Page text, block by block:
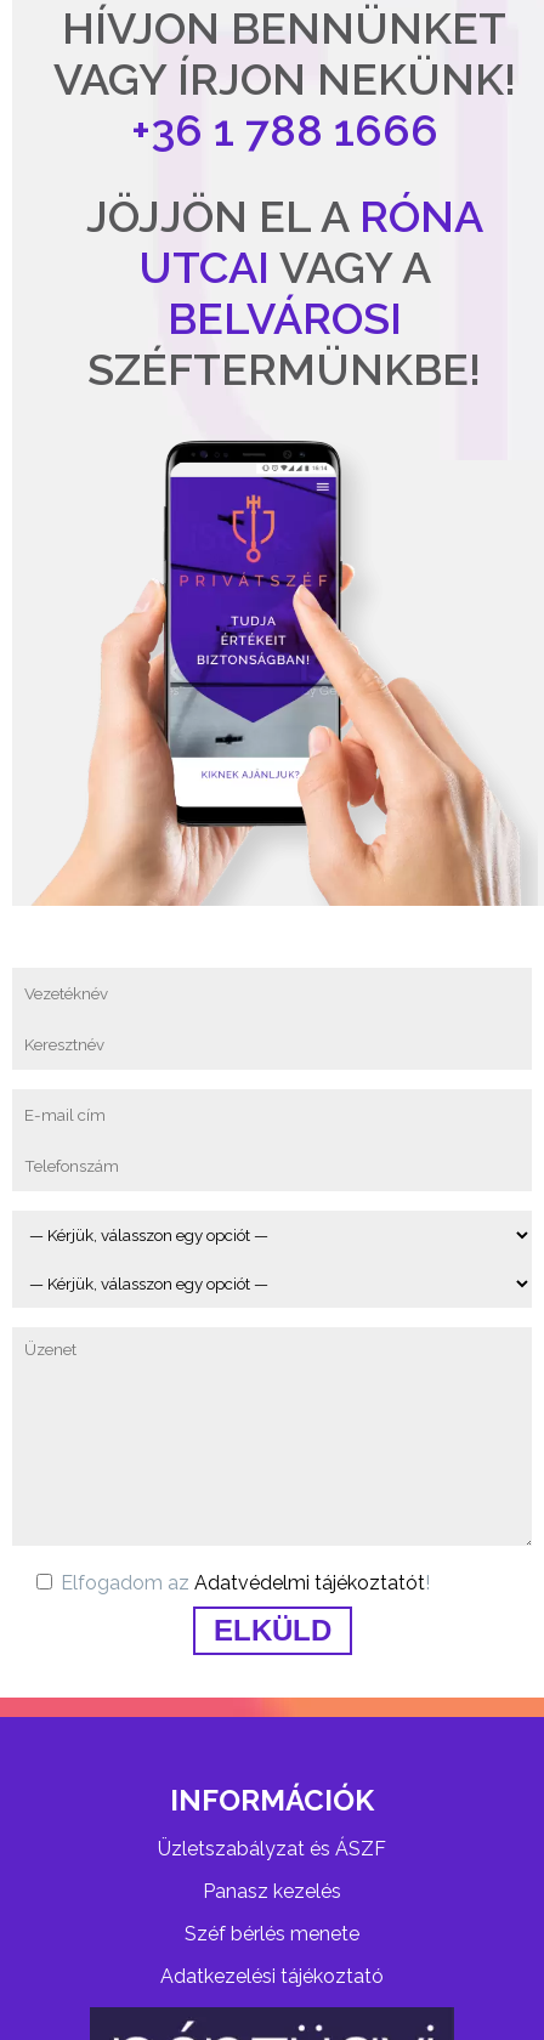
HÍVJON BENNÜNKET
VAGY ÍRJON NEKÜNK!
+36 1 788 1666
JÖJJÖN EL A RÓNA
UTCAI VAGY A
BELVÁROSI
SZÉFTERMÜNKBE!
Elfogadom az Adatvédelmi tájékoztatót!
INFORMÁCIÓK
Üzletszabályzat és ÁSZF
Panasz kezelés
Széf bérlés menete
Adatkezelési tájékoztató